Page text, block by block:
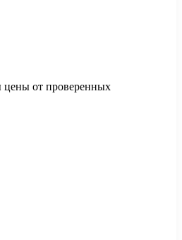
цены от проверенных